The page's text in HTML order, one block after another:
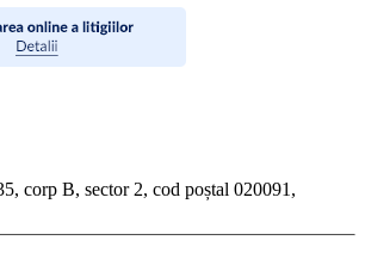
corp B, sector 2, cod poștal 020091,